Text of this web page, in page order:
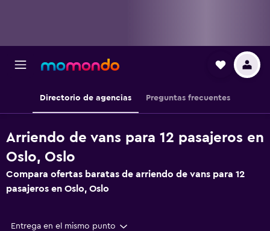
Directorio de agencias Preguntas frecuentes
Arriendo de vans para 12 pasajeros en
Oslo, Oslo
Compara ofertas baratas de arriendo de vans para 12
pasajeros en Oslo, Oslo
Entrega en el mismo punto